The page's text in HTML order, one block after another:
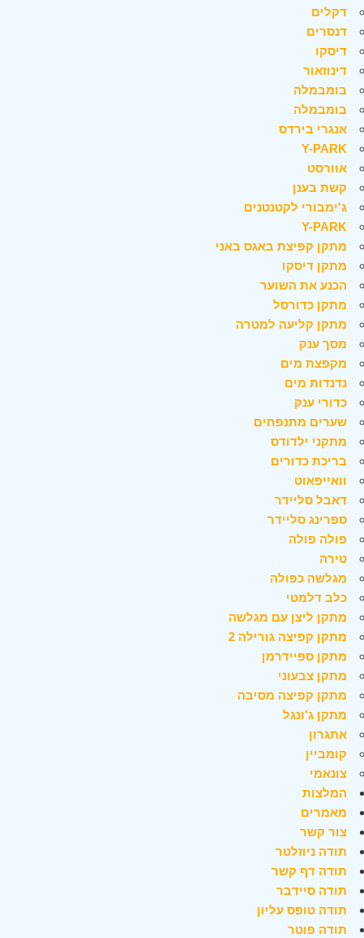
דקלים
דנסרים
דיסקו
דינוזאור
בומבמלה
בומבמלה
אנגרי בירדס
Y-PARK
אוורסט
קשת בענן
ג'ימבורי לקטנטנים
Y-PARK
מתקן קפיצת באגס באני
מתקן דיסקו
הכנע את השוער
מתקן כדורסל
מתקן קליעה למטרה
מסך ענק
מקפצת מים
נדנדות מים
כדורי ענק
שערים מתנפחים
מתקני ילדודס
בריכת כדורים
וואייפאוט
דאבל סליידר
ספרינג סליידר
פולה פולה
טירה
מגלשה כפולה
כלב דלמטי
מתקן ליצן עם מגלשה
מתקן קפיצה גורילה 2
מתקן ספיידרמן
מתקן צבעוני
מתקן קפיצה מסיבה
מתקן ג'ונגל
אתגרון
קומביין
צונאמי
המלצות
מאמרים
צור קשר
תודה ניוזלטר
תודה דף קשר
תודה סיידבר
תודה טופס עליון
תודה פוטר